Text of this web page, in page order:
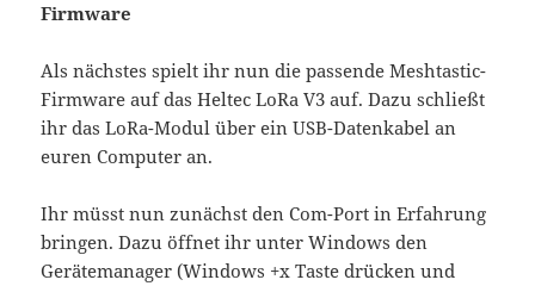
Firmware
Als nächstes spielt ihr nun die passende Meshtastic-
Firmware auf das Heltec LoRa V3 auf. Dazu schließt
ihr das LoRa-Modul über ein USB-Datenkabel an
euren Computer an.
Ihr müsst nun zunächst den Com-Port in Erfahrung
bringen. Dazu öffnet ihr unter Windows den
Gerätemanager (Windows +x Taste drücken und